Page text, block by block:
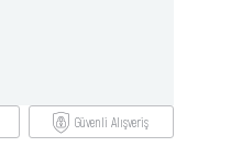
Güvenli Alışveriş